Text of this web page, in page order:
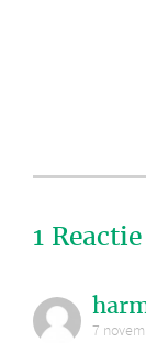
1 Reactie
7